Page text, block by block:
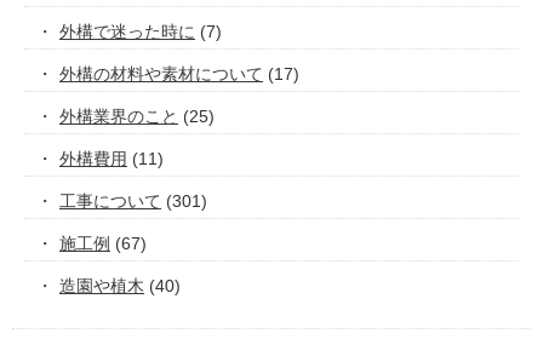
外構で迷った時に (7)
外構の材料や素材について (17)
外構業界のこと (25)
外構費用 (11)
工事について (301)
施工例 (67)
造園や植木 (40)